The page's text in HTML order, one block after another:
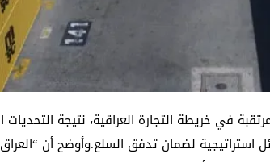
في خريطة التجارة العراقية، نتيجة التحديات
لضمان تدفق السلع.وأوضح أن